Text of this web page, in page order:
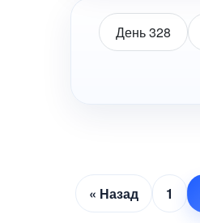
День 328
« Назад 1